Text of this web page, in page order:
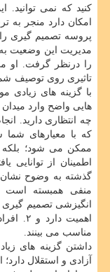
كنید كه نمی توانید.
امكان دارد منجر به
پروسه تصمیم گیری
مدیریت این وضعیت
را درنظر گرفت. او
تاثیری روی توصیف
با گزینه های زیادی
هایی واضح وارد
چه انتظاری دارید.
كه با معیارهای
ممكن می شود؛ بلكه
اطمینان از
گذشته به وضوح نشان
منفی همبسته است
اهمیت
مناسب می بینند.
داشتن گزینه های
آزادی و استقلال